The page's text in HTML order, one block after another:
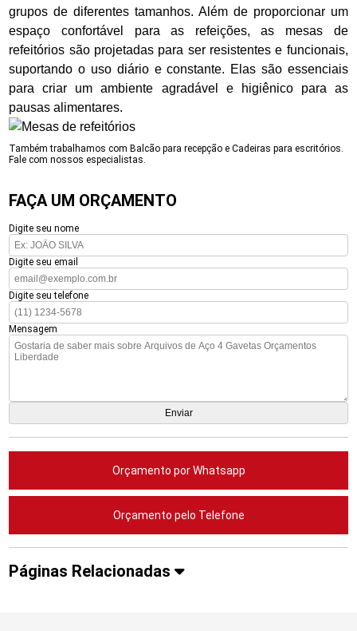
grupos de diferentes tamanhos. Além de proporcionar um
espaço confortável para as refeições, as mesas de
refeitórios são projetadas para ser resistentes e funcionais,
suportando o uso diário e constante. Elas são essenciais
para criar um ambiente agradável e higiênico para as
pausas alimentares.
Também trabalhamos com Balcão para recepção e Cadeiras para escritórios.
Fale com nossos especialistas.
FAÇA UM ORÇAMENTO
Digite seu nome
Digite seu email
Digite seu telefone
Mensagem
Orçamento por Whatsapp
Orçamento pelo Telefone
Páginas Relacionadas